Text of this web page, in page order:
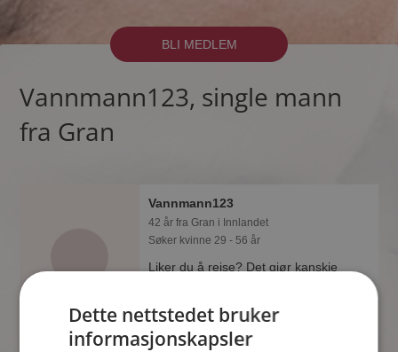
BLI MEDLEM
Vannmann123, single mann
fra Gran
Vannmann123
42 år fra Gran i Innlandet
Søker kvinne 29 - 56 år
Liker du å reise? Det gjør kanskje
spennende fakta.
Dette nettstedet bruker
informasjonskapsler